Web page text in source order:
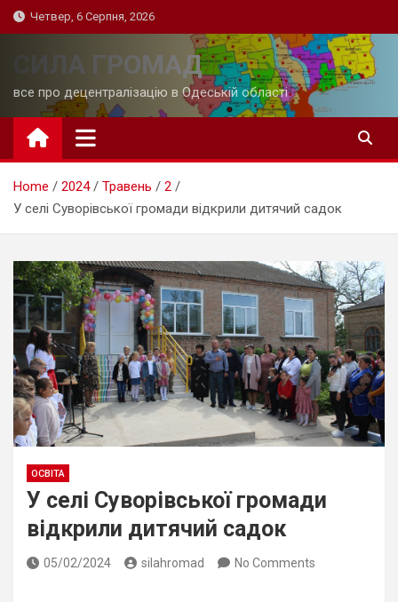
Skip
to
Четвер, 6 Серпня, 2026
СИЛА ГРОМАД
все про децентралізацію в Одеській області
Home 2024 Травень
2
У селі Суворівської громади відкрили дитячий садок
ОСВІТА
У селі Суворівської громади
відкрили дитячий садок
05/02/2024 silahromad No Comments